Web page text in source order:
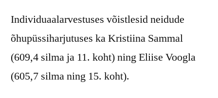
Individuaalarvestuses võistlesid neidude
õhupüssiharjutuses ka Kristiina Sammal
(609,4 silma ja 11. koht) ning Eliise Voogla
(605,7 silma ning 15. koht).